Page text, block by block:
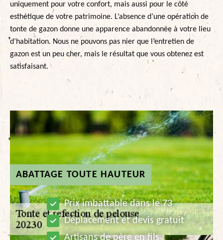
ABATTAGE TOUTE HAUTEUR
Prix imbattable dans le 73
Déplacement et devis gratuit
Artisans de père en fils
uniquement pour votre confort, mais aussi pour le côté
esthétique de votre patrimoine. L’absence d’une opération de
tonte de gazon donne une apparence abandonnée à votre lieu
d’habitation. Nous ne pouvons pas nier que l’entretien de
gazon est un peu cher, mais le résultat que vous obtenez est
satisfaisant.